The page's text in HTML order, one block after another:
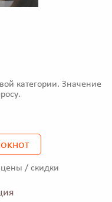
категории. Значение
цены / скидки